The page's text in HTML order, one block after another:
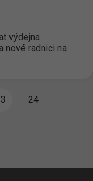
výdejna
nové radnici na
24